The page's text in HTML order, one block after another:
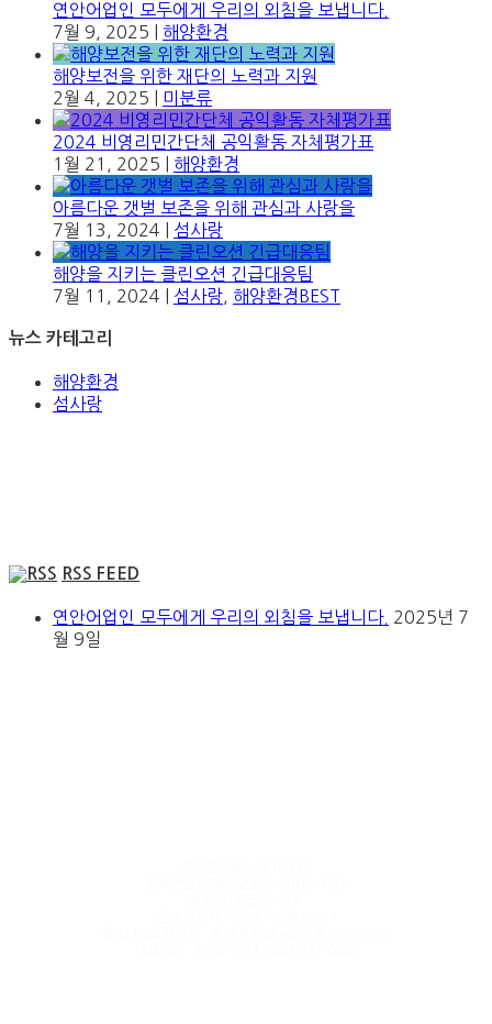
연안어업인 모두에게 우리의 외침을 보냅니다.
7월 9, 2025
해양환경
해양보전을 위한 재단의 노력과 지원
2월 4, 2025
미분류
2024 비영리민간단체 공익활동 자체평가표
1월 21, 2025
해양환경
아름다운 갯벌 보존을 위해 관심과 사랑을
7월 13, 2024
섬사랑
해양을 지키는 클린오션 긴급대응팀
7월 11, 2024
섬사랑 해양환경BEST
뉴스 카테고리
해양환경
섬사랑
RSS FEED
연안어업인 모두에게 우리의 외침을 보냅니다. 2025년 7
월 9일